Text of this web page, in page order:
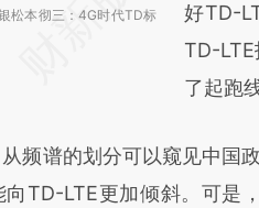
松本彻三：4G时代TD标
对和校
好TD-
TD-LTE
了起跑
谱的划分可以窥见中国
TD-LTE更加倾斜。可是